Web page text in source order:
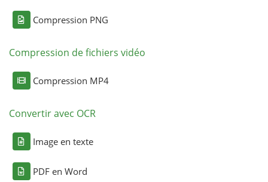
Compression PNG
Compression de fichiers vidéo
Compression MP4
Convertir avec OCR
Image en texte
PDF en Word